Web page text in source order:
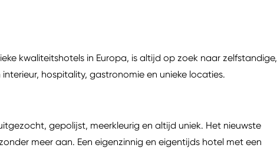
kwaliteitshotels in Europa, is altijd op zoek naar zelfstandige,
hospitality, gastronomie en unieke locaties.
gepolijst, meerkleurig en altijd uniek. Het nieuwste
meer aan. Een eigenzinnig en eigentijds hotel met een